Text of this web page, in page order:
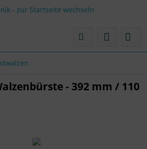
- 392 mm / 110